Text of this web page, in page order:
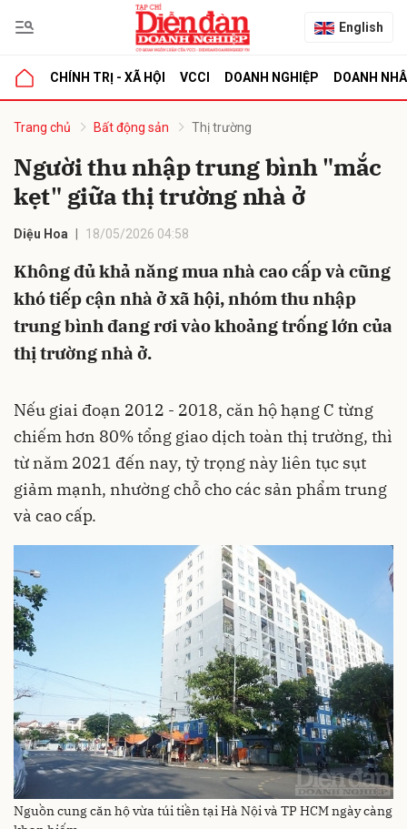
English
CHÍNH TRỊ - XÃ HỘI VCCI DOANH NGHIỆP DOANH
Trang chủ Bất động sản Thị trường
Người thu nhập trung bình "mắc
kẹt" giữa thị trường nhà ở
Diệu Hoa 18/05/2026 04:58
Không đủ khả năng mua nhà cao cấp và cũng
khó tiếp cận nhà ở xã hội, nhóm thu nhập
trung bình đang rơi vào khoảng trống lớn của
thị trường nhà ở.
Nếu giai đoạn 2012 - 2018, căn hộ hạng C từng
chiếm hơn 80% tổng giao dịch toàn thị trường, thì
từ năm 2021 đến nay, tỷ trọng này liên tục sụt
giảm mạnh, nhường chỗ cho các sản phẩm trung
và cao cấp.
Nguồn cung căn hộ vừa túi tiền tại Hà Nội và TP HCM ngày càng
luận
Hủy